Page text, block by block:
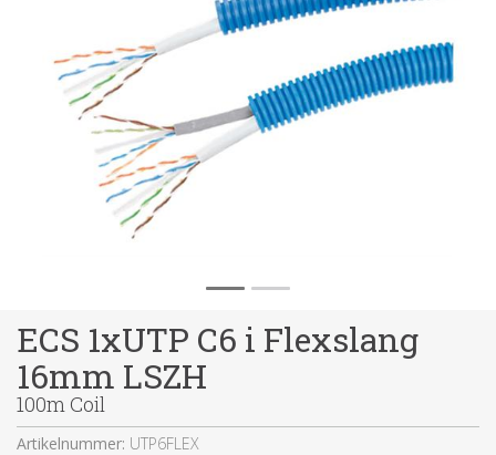
ECS 1xUTP C6 i Flexslang
16mm LSZH
100m Coil
Artikelnummer: UTP6FLEX